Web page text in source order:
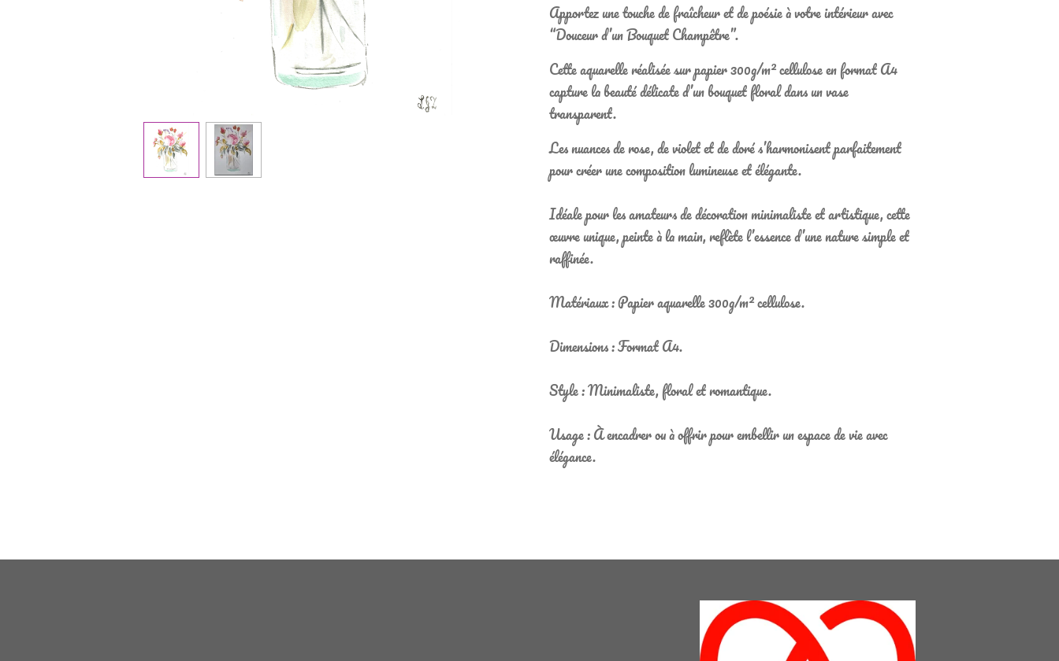
Apportez une touche de fraîcheur et de poésie à votre intérieur avec
“Douceur d’un Bouquet Champêtre”.
Cette aquarelle réalisée sur papier 300g/m² cellulose en format A4
capture la beauté délicate d’un bouquet floral dans un vase
transparent.
Les nuances de rose, de violet et de doré s’harmonisent parfaitement
pour créer une composition lumineuse et élégante.
Idéale pour les amateurs de décoration minimaliste et artistique, cette
œuvre unique, peinte à la main, reflète l’essence d’une nature simple et
raffinée.
Matériaux : Papier aquarelle 300g/m² cellulose.
Dimensions : Format A4.
Style : Minimaliste, floral et romantique.
Usage : À encadrer ou à offrir pour embellir un espace de vie avec
élégance.